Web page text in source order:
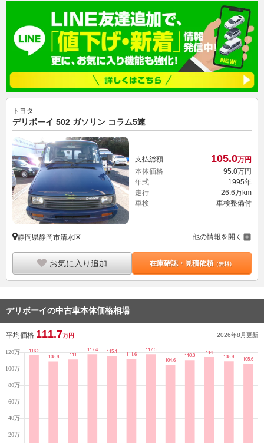
トヨタ
デリボーイ 502 ガソリン コラム5速
支払総額 105.0万円
本体価格
95.0万円
年式
1995年
走行
26.6万km
車検
車検整備付
静岡県静岡市清水区 他の情報を開く
お気に入り追加 在庫確認・見積依頼（無料）
デリボーイの中古車本体価格相場
平均価格 111.7万円 2026年8月更新